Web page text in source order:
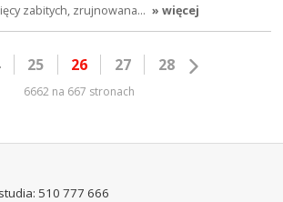
zabitych, zrujnowana… » więcej
25 26 27 28
6662 na 667 stronach
510 777 666